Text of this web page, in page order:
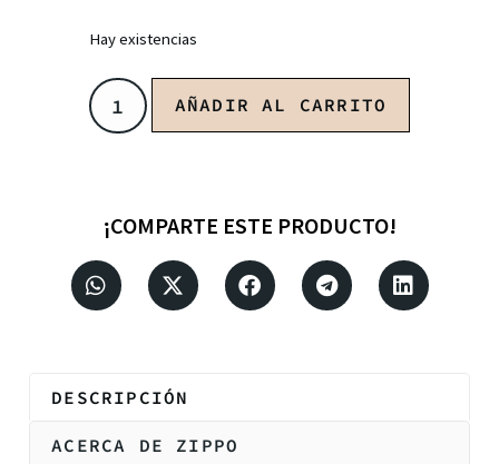
Hay existencias
AÑADIR AL CARRITO
¡COMPARTE ESTE PRODUCTO!
DESCRIPCIÓN
ACERCA DE ZIPPO